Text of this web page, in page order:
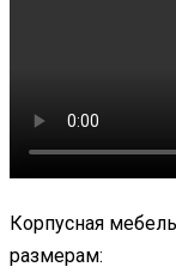
Корпусная
размерам: